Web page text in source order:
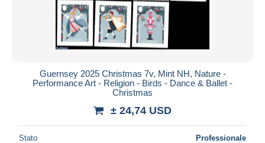
Guernsey 2025 Christmas 7v, Mint NH, Nature -
Performance Art - Religion - Birds - Dance & Ballet -
Christmas
± 24,74 USD
Stato Professionale